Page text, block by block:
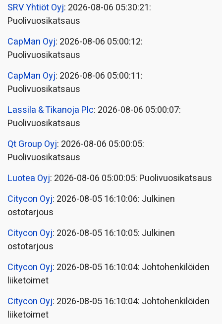
SRV Yhtiöt Oyj: 2026-08-06 05:30:21:
Puolivuosikatsaus
CapMan Oyj: 2026-08-06 05:00:12:
Puolivuosikatsaus
CapMan Oyj: 2026-08-06 05:00:11:
Puolivuosikatsaus
Lassila & Tikanoja Plc: 2026-08-06 05:00:07:
Puolivuosikatsaus
Qt Group Oyj: 2026-08-06 05:00:05:
Puolivuosikatsaus
Luotea Oyj: 2026-08-06 05:00:05: Puolivuosikatsaus
Citycon Oyj: 2026-08-05 16:10:06: Julkinen
ostotarjous
Citycon Oyj: 2026-08-05 16:10:05: Julkinen
ostotarjous
Citycon Oyj: 2026-08-05 16:10:04: Johtohenkilöiden
liiketoimet
Citycon Oyj: 2026-08-05 16:10:04: Johtohenkilöiden
liiketoimet